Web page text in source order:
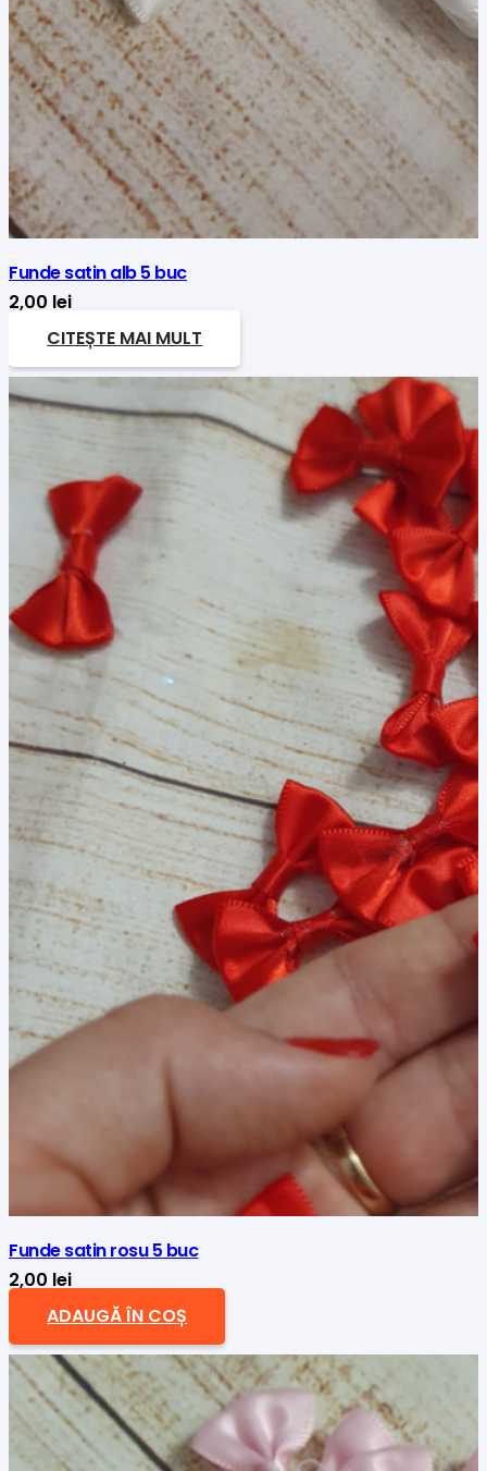
Funde satin alb 5 buc
2,00 lei
CITEȘTE MAI MULT
Funde satin rosu 5 buc
2,00 lei
ADAUGĂ ÎN COȘ